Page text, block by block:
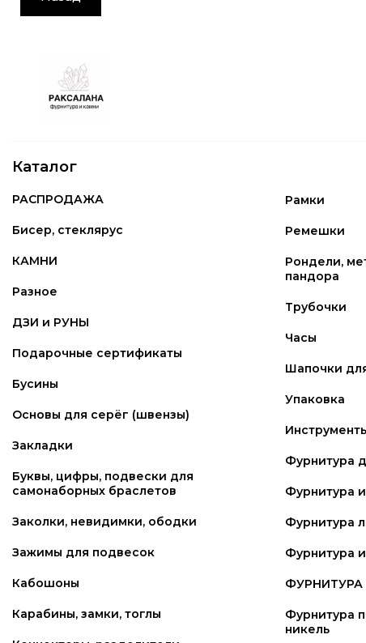
Каталог
РАСПРОДАЖА
Бисер, стеклярус
КАМНИ
Разное
ДЗИ и РУНЫ
Подарочные сертификаты
Бусины
Основы для серёг (швензы)
Закладки
Буквы, цифры, подвески для
самонаборных браслетов
Заколки, невидимки, ободки
Зажимы для подвесок
Кабошоны
Карабины, замки, тоглы
Рамки
Ремешки
Рондели,
пандора
Трубочки
Часы
Шапочки
Упаковка
Фурнитура
Фурнитура
Фурнитура
Фурнитура
ФУРНИТУРА
Фурнитура
никель